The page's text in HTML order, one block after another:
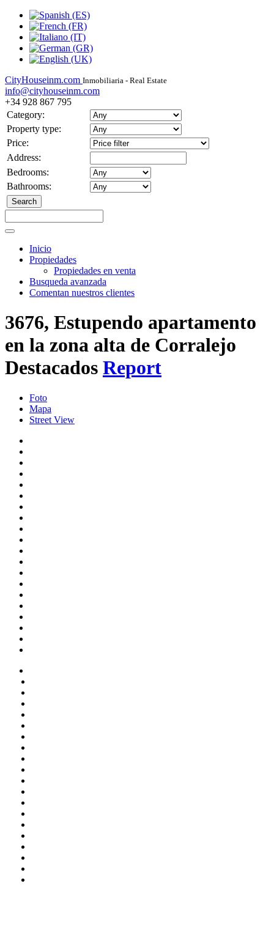
CityHouseinm.com Inmobiliaria - Real Estate
info@cityhouseinm.com
+34 928 867 795
Category:
Property type:
Price:
Address:
Bedrooms:
Bathrooms:
Inicio
Propiedades
Propiedades en venta
Busqueda avanzada
Comentan nuestros clientes
3676, Estupendo apartamento
en la zona alta de Corralejo
Destacados Report
Foto
Mapa
Street View